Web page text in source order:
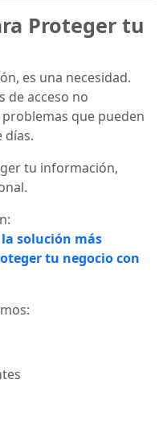
Proteger tu
es una necesidad.
de acceso no
que pueden
días.
tu información,
solución más
tu negocio con